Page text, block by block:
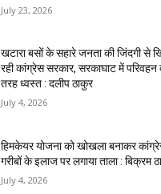
July 23, 2026
खटारा बसों के सहारे जनता की जिंदगी से
रही कांग्रेस सरकार, सरकाघाट में परिवहन
तरह ध्वस्त : दलीप ठाकुर
July 4, 2026
हिमकेयर योजना को खोखला बनाकर
गरीबों के इलाज पर लगाया ताला : बिक्रम
July 4, 2026